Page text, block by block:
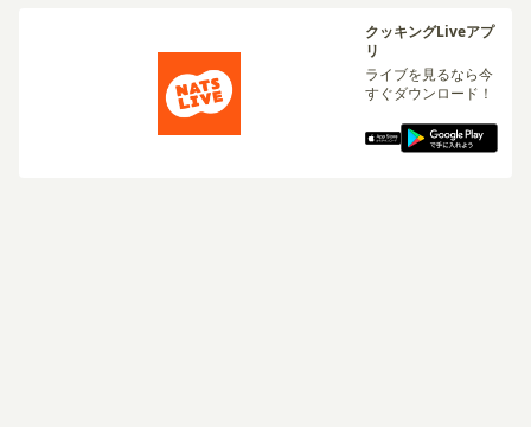
クッキングLiveアプ
リ
ライブを見るなら今
すぐダウンロード！